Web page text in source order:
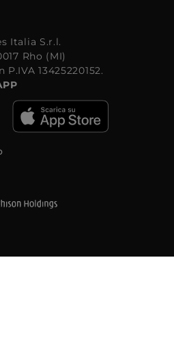
Italia S.r.l.
Rho (MI)
13425220152.